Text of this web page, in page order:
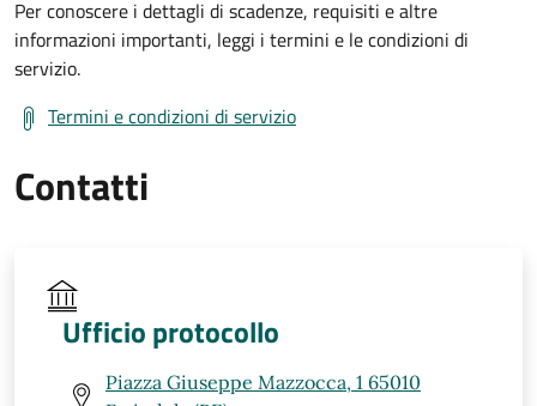
Per conoscere i dettagli di scadenze, requisiti e altre
informazioni importanti, leggi i termini e le condizioni di
servizio.
Termini e condizioni di servizio
Contatti
Ufficio protocollo
Piazza Giuseppe Mazzocca, 1 65010